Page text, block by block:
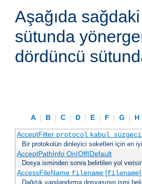
Aşağıda
sütunda
dördüncü
A | B | C | D | E | F | G | H
AcceptFilter protocol kabul_süzgeci
Bir protokolün dinleyici soketleri için en
AcceptPathInfo On|Off|Default
Dosya isminden sonra belirtilen yol
AccessFileName filename[filename]
Dağıtık yapılandırma dosyasının ismi